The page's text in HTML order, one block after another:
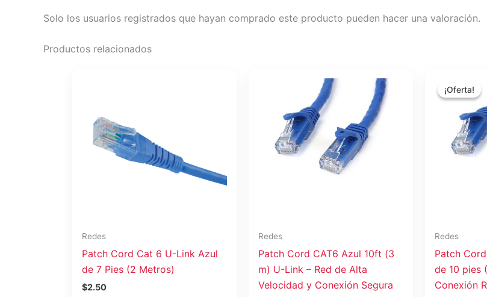
Solo los usuarios registrados que hayan comprado este producto pueden hacer una valoración.
Productos relacionados
Redes
Patch Cord Cat 6 U-Link Azul
de 7 Pies (2 Metros)
$2.50
Redes
Patch Cord CAT6 Azul 10ft (3
m) U-Link – Red de Alta
Velocidad y Conexión Segura
¡Oferta!
¡Oferta!
Redes
Patch
de 10 pies
Conexión